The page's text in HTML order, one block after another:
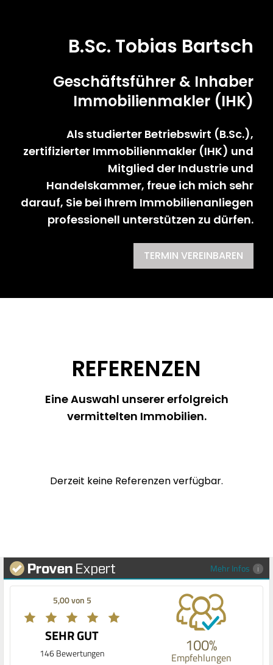
B.Sc. Tobias Bartsch
Geschäftsführer & Inhaber
Immobilienmakler (IHK)
Als studierter Betriebswirt (B.Sc.),
zertifizierter Immobilienmakler (IHK) und
Mitglied der Industrie und
Handelskammer, freue ich mich sehr
darauf, Sie bei Ihrem Immobilienanliegen
professionell unterstützen zu dürfen.
TERMIN VEREINBAREN
REFERENZEN
Eine Auswahl unserer erfolgreich
vermittelten Immobilien.
Derzeit keine Referenzen verfügbar.
Mehr Infos
5,00 von 5
SEHR GUT
146 Bewertungen 100%
Empfehlungen